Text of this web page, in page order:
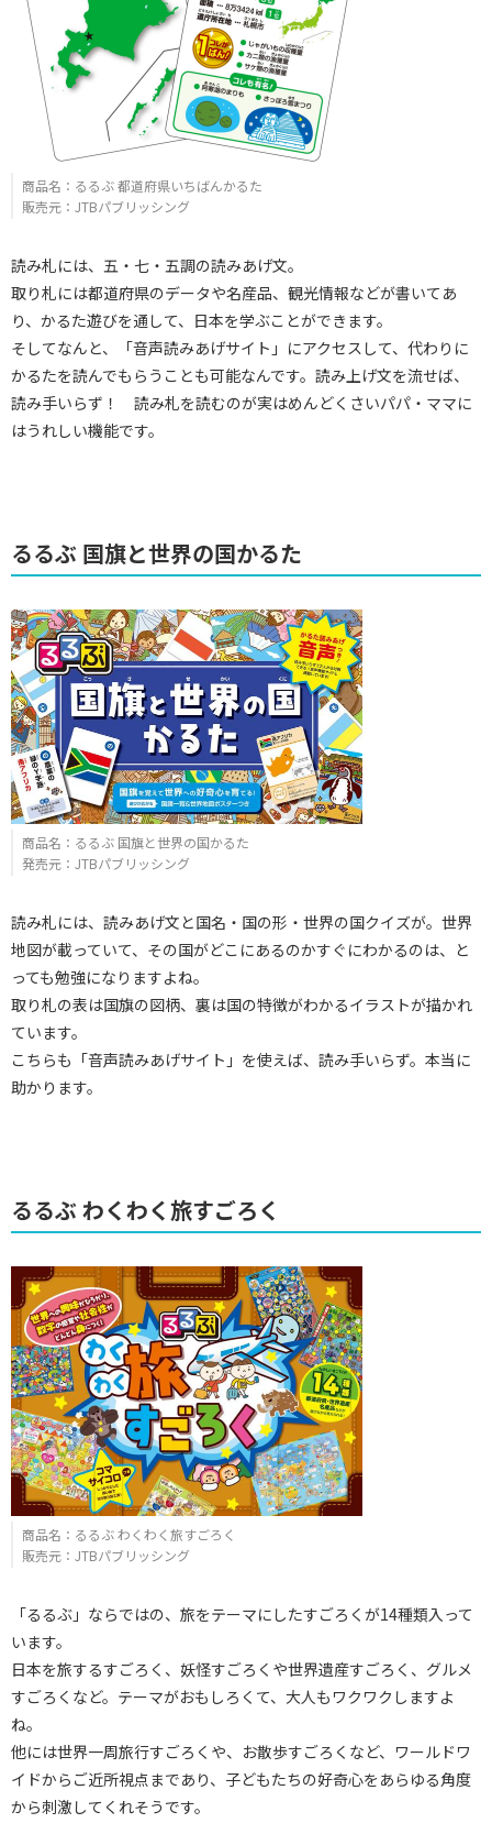
商品名：るるぶ 都道府県いちばんかるた
販売元：JTBパブリッシング
読み札には、五・七・五調の読みあげ文。
取り札には都道府県のデータや名産品、観光情報などが書いてあ
り、かるた遊びを通して、日本を学ぶことができます。
そしてなんと、「音声読みあげサイト」にアクセスして、代わりに
かるたを読んでもらうことも可能なんです。読み上げ文を流せば、
読み手いらず！ 読み札を読むのが実はめんどくさいパパ・ママに
はうれしい機能です。
るるぶ 国旗と世界の国かるた
商品名：るるぶ 国旗と世界の国かるた
発売元：JTBパブリッシング
読み札には、読みあげ文と国名・国の形・世界の国クイズが。世界
地図が載っていて、その国がどこにあるのかすぐにわかるのは、と
っても勉強になりますよね。
取り札の表は国旗の図柄、裏は国の特徴がわかるイラストが描かれ
ています。
こちらも「音声読みあげサイト」を使えば、読み手いらず。本当に
助かります。
るるぶ わくわく旅すごろく
商品名：るるぶ わくわく旅すごろく
販売元：JTBパブリッシング
「るるぶ」ならではの、旅をテーマにしたすごろくが14種類入って
います。
日本を旅するすごろく、妖怪すごろくや世界遺産すごろく、グルメ
すごろくなど。テーマがおもしろくて、大人もワクワクしますよ
ね。
他には世界一周旅行すごろくや、お散歩すごろくなど、ワールドワ
イドからご近所視点まであり、子どもたちの好奇心をあらゆる角度
から刺激してくれそうです。